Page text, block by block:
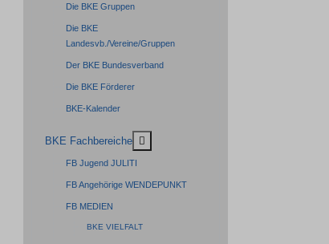
Die BKE Gruppen
Die BKE
Landesvb./Vereine/Gruppen
Der BKE Bundesverband
Die BKE Förderer
BKE-Kalender
BKE Fachbereiche
FB Jugend JULITI
FB Angehörige WENDEPUNKT
FB MEDIEN
BKE VIELFALT